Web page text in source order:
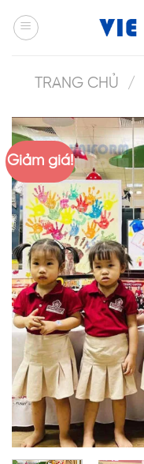
TRANG CHỦ /
Giảm giá!